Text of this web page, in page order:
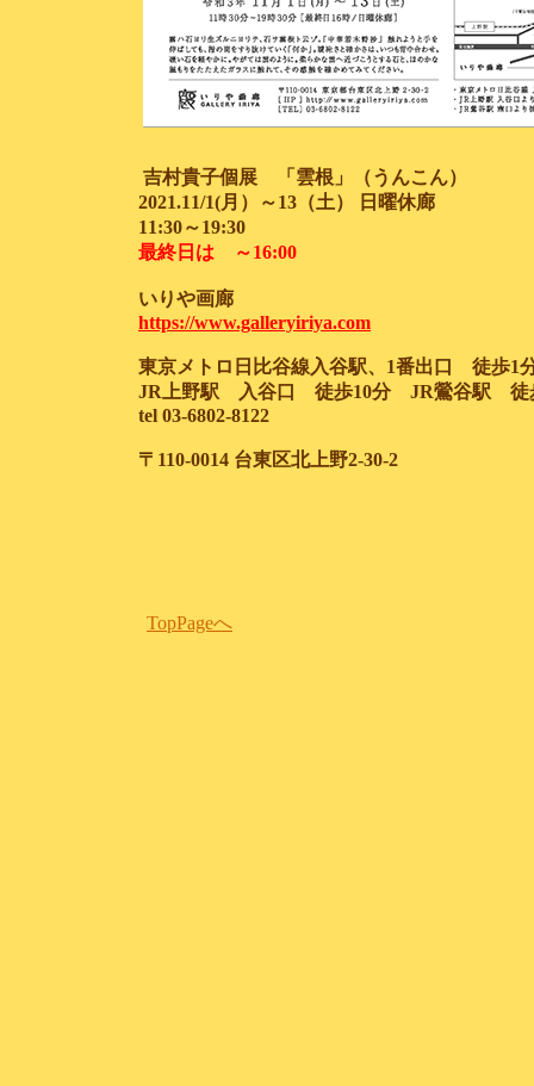
吉村貴子個展 「雲根」（うんこん）
2021.11/1(月）～13（土） 日曜休廊
11:30～19:30
最終日は ～16:00
いりや画廊
https://www.galleryiriya.com
東京メトロ日比谷線入谷駅、1番出口 徒歩1
JR上野駅 入谷口 徒歩10分 JR鶯谷駅 徒
tel 03-6802-8122
〒110-0014 台東区北上野2-30-2
TopPageへ